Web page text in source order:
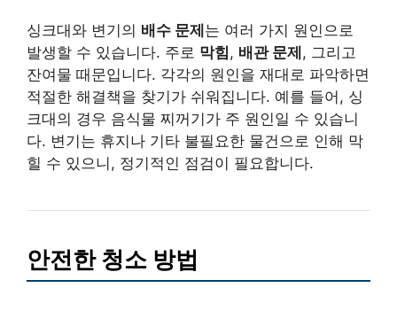
싱크대와 변기의 배수 문제는 여러 가지 원인으로
발생할 수 있습니다. 주로 막힘, 배관 문제, 그리고
잔여물 때문입니다. 각각의 원인을 재대로 파악하면
적절한 해결책을 찾기가 쉬워집니다. 예를 들어, 싱
크대의 경우 음식물 찌꺼기가 주 원인일 수 있습니
다. 변기는 휴지나 기타 불필요한 물건으로 인해 막
힐 수 있으니, 정기적인 점검이 필요합니다.
안전한 청소 방법